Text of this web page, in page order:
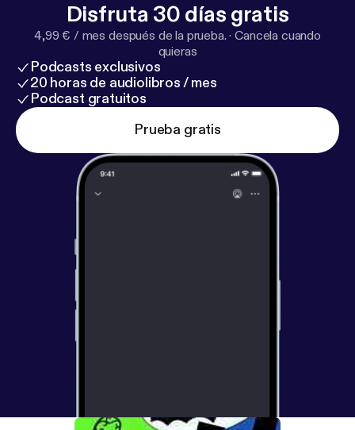
Disfruta 30 días gratis
4,99 € / mes después de la prueba. ·Cancela cuando
quieras
Podcasts exclusivos
20 horas de audiolibros / mes
Podcast gratuitos
Prueba gratis